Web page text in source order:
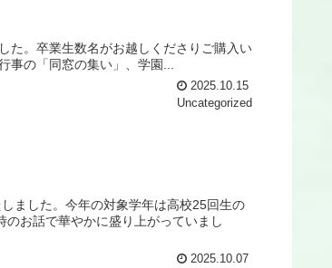
た。卒業生数名がお越しくださりご購入い
の「同窓の集い」、学園...
2025.10.15
Uncategorized
ました。今年の対象学年は高校25回生の
お話で華やかに盛り上がっていまし
2025.10.07